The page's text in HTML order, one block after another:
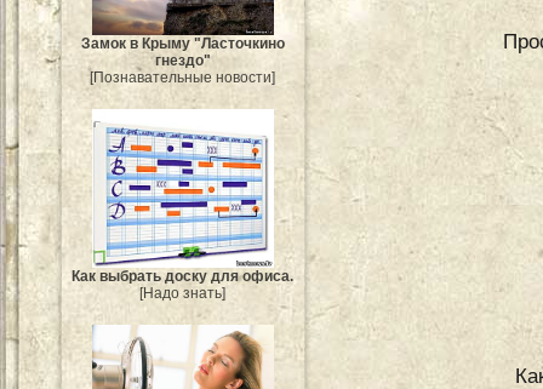
Замок в Крыму "Ласточкино
гнездо"
[Познавательные новости]
Как выбрать доску для офиса.
[Надо знать]